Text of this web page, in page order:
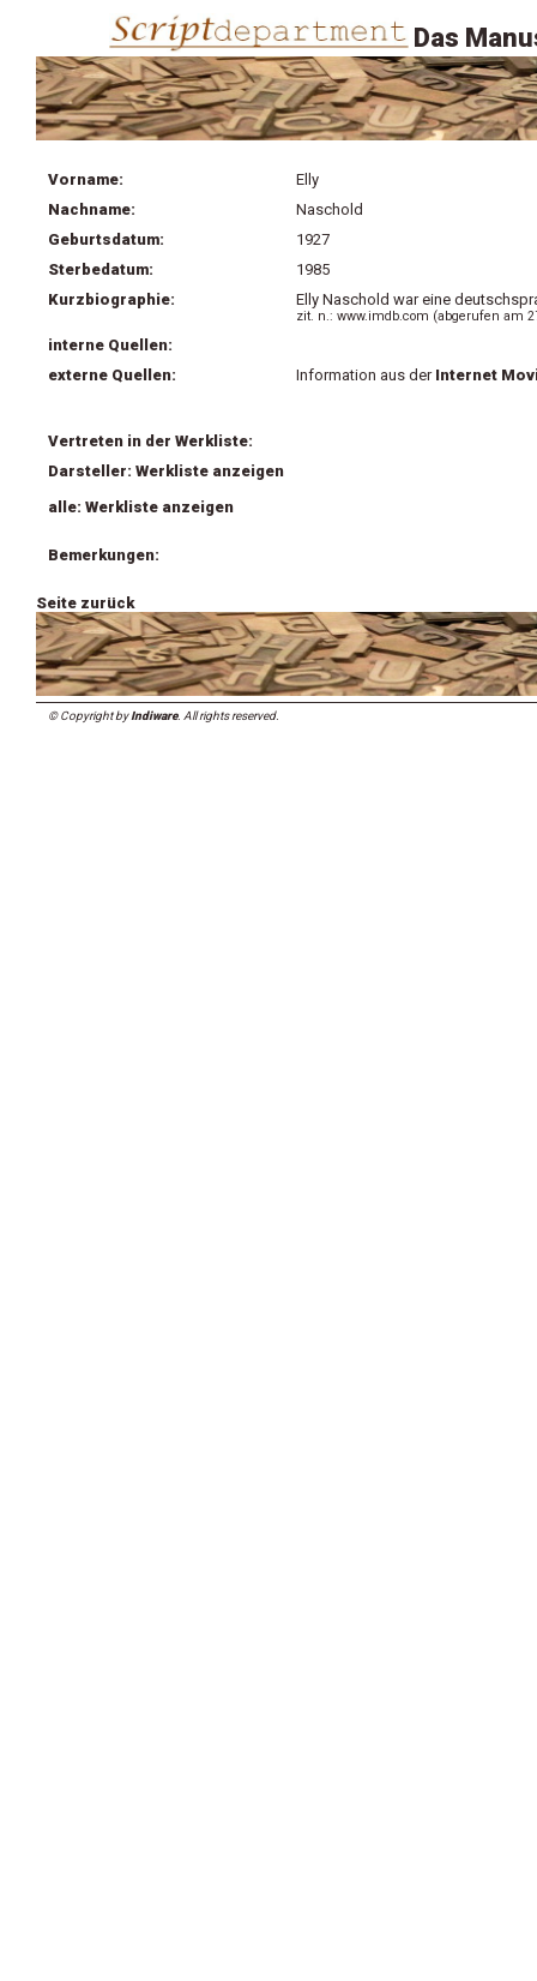
Das
Vorname:
Elly
Nachname:
Naschold
Geburtsdatum:
1927
Sterbedatum:
1985
Kurzbiographie:
Elly Naschold war eine
zit. n.: www.imdb.com (abgerufen am
interne Quellen:
externe Quellen:
Information aus der Internet
Vertreten in der Werkliste:
Darsteller: Werkliste anzeigen
alle: Werkliste anzeigen
Bemerkungen:
Seite zurück
© Copyright byIndiware. All rights reserved.